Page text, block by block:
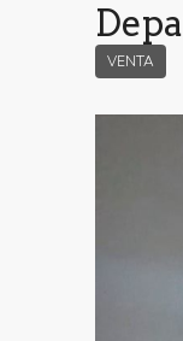
VENTA